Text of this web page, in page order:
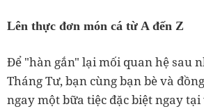
Lên thực đơn món cá từ A đến Z
Để "hàn gắn" lại mối quan hệ sau
Tháng Tư, bạn cùng bạn bè và
ngay một bữa tiệc đặc biệt ngay